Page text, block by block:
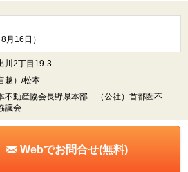
月16日）
川2丁目19-3
越）/松本
不動産協会長野県本部 （公社）首都圏不
議会
Webでお問合せ(無料)